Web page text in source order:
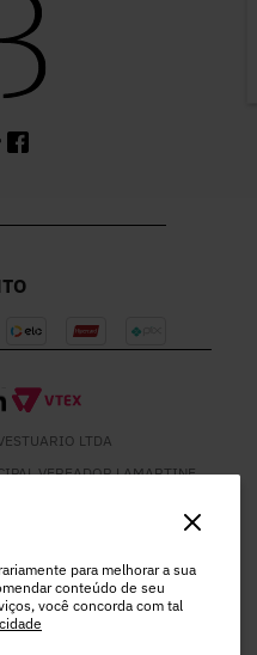
para melhorar a sua
conteúdo de seu
você concorda com tal
LTDA
VEREADOR LAMARTINE